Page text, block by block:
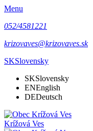
Menu
052/4581221
krizovaves@krizovaves.sk
SKSlovensky
SKSlovensky
ENEnglish
DEDeutsch
Krížová Ves